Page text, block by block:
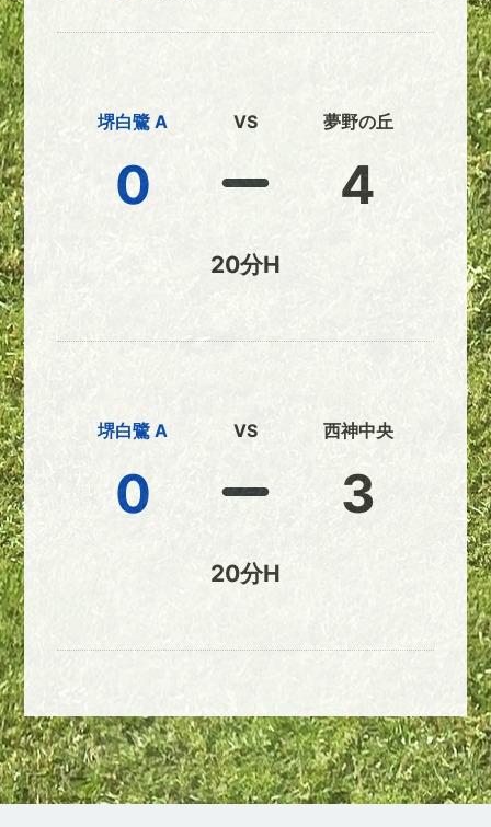
堺白鷺 A
0
VS 夢野の丘
4
20分H
堺白鷺 A
0
VS 西神中央
3
20分H